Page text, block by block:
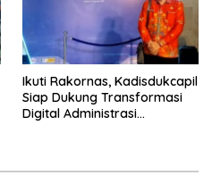
Ikuti Rakornas, Kadisdukcapil
Siap Dukung Transformasi
Digital Administrasi